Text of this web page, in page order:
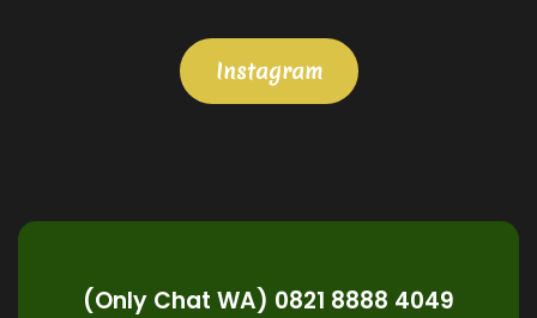
Instagram
(Only Chat WA) 0821 8888 4049